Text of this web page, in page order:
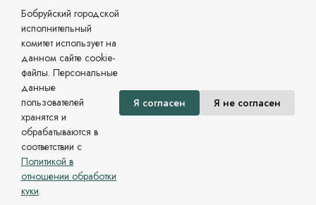
© 2006-2026 Бобруйский городской исполнительный
комитет Официальный сайт
При перепечатке материалов ссылка обязательна.
Разработка и сопровождение
Могилевский региональный информационный центр
Сайт зарегистрирован в Государственном регистре
информационных ресурсов Республики Беларусь. №
7822542479 от 09.04.2025г.
Политика в области обработки персональных данных
Бобруйский городской
исполнительный
комитет использует на
данном сайте cookie-
файлы. Персональные
данные
пользователей
хранятся и
обрабатываются в
соответствии с
Политикой в
отношении обработки
куки.
Я согласен Я не согласен